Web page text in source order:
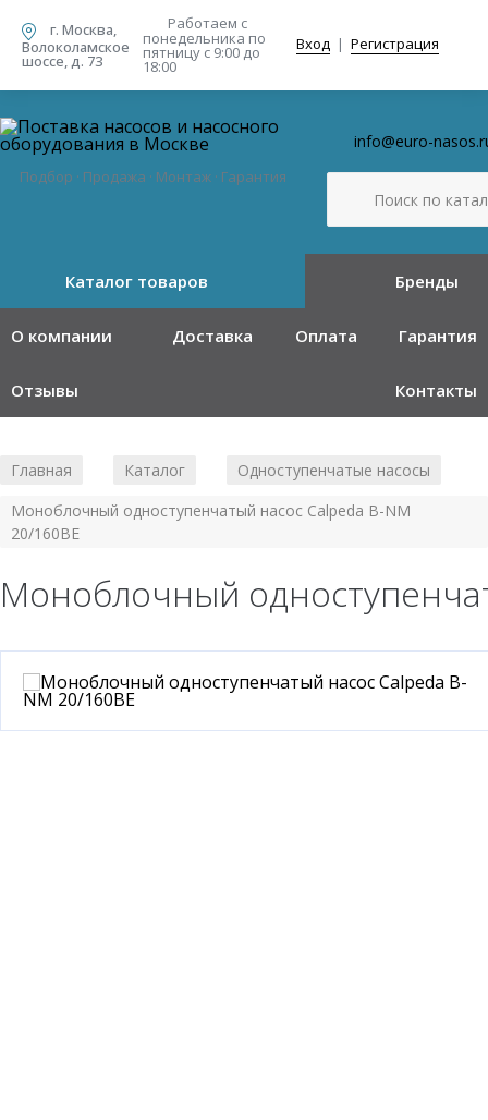
г. Москва,
Волоколамское
шоссе, д. 73
Работаем с
понедельника по
пятницу с 9:00 до
18:00
Вход | Регистрация
Подбор · Продажа · Монтаж · Гарантия
info@euro-
Каталог товаров Бренды
О компании Доставка Оплата Гарантия
Отзывы Контакты
Главная Каталог Одноступенчатые насосы
Моноблочный одноступенчатый насос Calpeda B-NM
20/160BE
Моноблочный